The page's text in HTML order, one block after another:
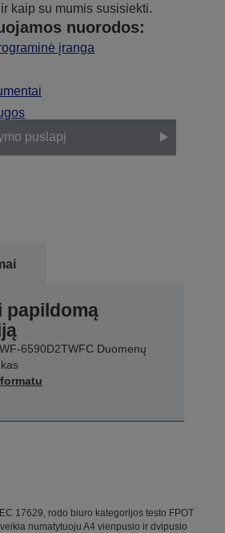
kaip su mumis susisiekti.
nuorodos:
įranga
puslapį
6590D2TWFC Duomenų
17629, rodo biuro kategorijos testo FPOT
numatytuoju A4 vienpusio ir dvipusio